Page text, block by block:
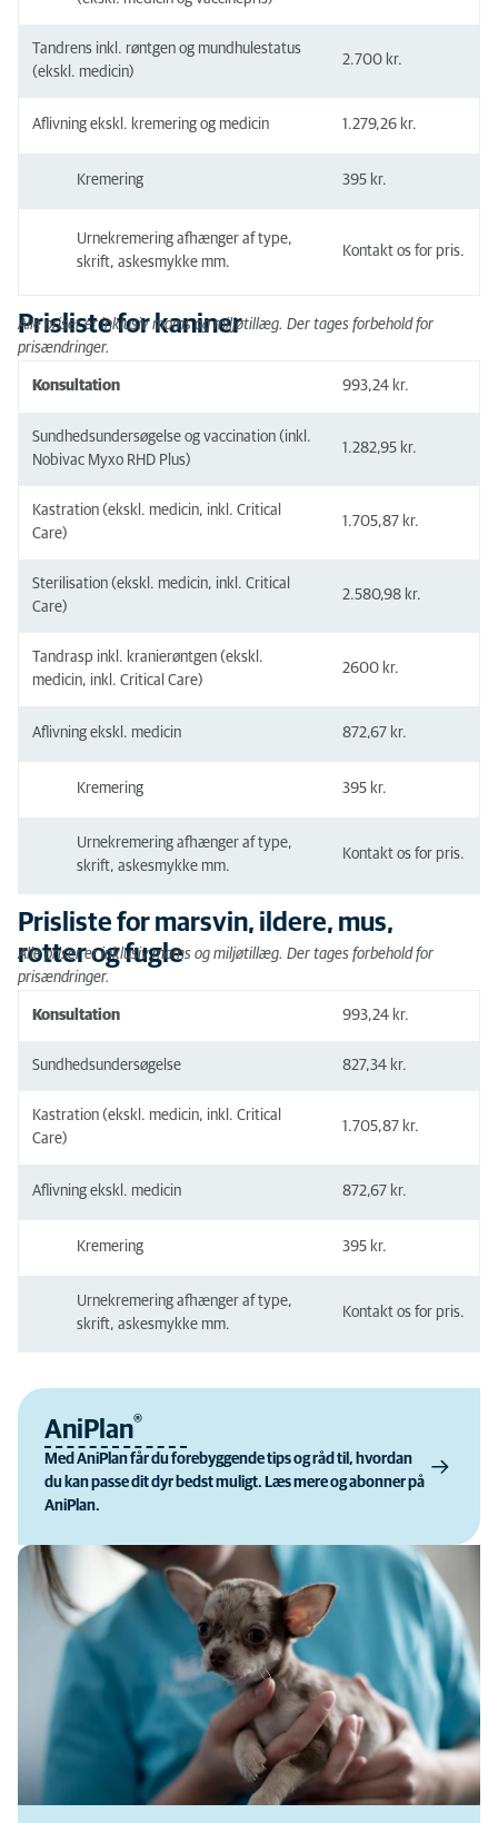
Tandrens inkl. røntgen og mundhulestatus
(ekskl. medicin)
2.700 kr.
Aflivning ekskl. kremering og medicin 1.279,26 kr.
Kremering 395 kr.
Urnekremering afhænger af type,
skrift, askesmykke mm.
Kontakt os for pris.
Prisliste for kaniner
Alle priser er inklusiv moms og miljøtillæg. Der tages forbehold for
prisændringer.
Konsultation 993,24 kr.
Sundhedsundersøgelse og vaccination (inkl.
Nobivac Myxo RHD Plus)
1.282,95 kr.
Kastration (ekskl. medicin, inkl. Critical
Care)
1.705,87 kr.
Sterilisation (ekskl. medicin, inkl. Critical
Care)
2.580,98 kr.
Tandrasp inkl. kranierøntgen (ekskl.
medicin, inkl. Critical Care)
2600 kr.
Aflivning ekskl. medicin 872,67 kr.
Kremering 395 kr.
Urnekremering afhænger af type,
skrift, askesmykke mm.
Kontakt os for pris.
Prisliste for marsvin, ildere, mus,
rotter og fugle
Alle priser er inklusiv moms og miljøtillæg. Der tages forbehold for
prisændringer.
Konsultation 993,24 kr.
Sundhedsundersøgelse 827,34 kr.
Kastration (ekskl. medicin, inkl. Critical
Care)
1.705,87 kr.
Aflivning ekskl. medicin 872,67 kr.
Kremering 395 kr.
Urnekremering afhænger af type,
skrift, askesmykke mm.
Kontakt os for pris.
AniPlan®
Med AniPlan får du forebyggende tips og råd til, hvordan
du kan passe dit dyr bedst muligt. Læs mere og abonner på
AniPlan.